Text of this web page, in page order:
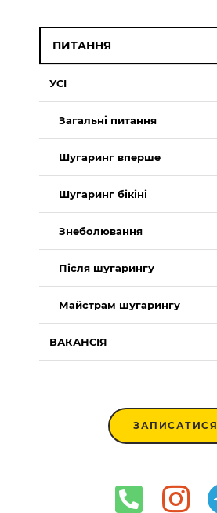
ПИТАННЯ
УСІ
Загальні питання
Шугаринг вперше
Шугаринг бікіні
Знеболювання
Після шугарингу
Майстрам шугарингу
ВАКАНСІЯ
ЗАПИСАТИСЯ